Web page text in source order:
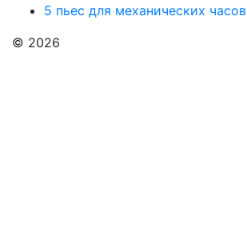
5 пьес для механических часов
© 2026